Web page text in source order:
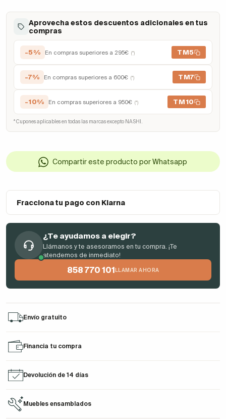
Aprovecha estos descuentos adicionales en tus
compras
-5% En compras superiores a 295€ (*) TM5
-7% En compras superiores a 600€ (*) TM7
-10% En compras superiores a 950€ (*) TM10
* Cupones aplicables en todas las marcas excepto NASHI.
Compartir este producto por Whatsapp
Fracciona tu pago con Klarna
¿Te ayudamos a elegir?
Llámanos y te asesoramos en tu compra. ¡Te
atendemos de inmediato!
858 770 101 LLAMAR AHORA
Envío gratuito
Financia tu compra
Devolución de 14 días
Muebles ensamblados